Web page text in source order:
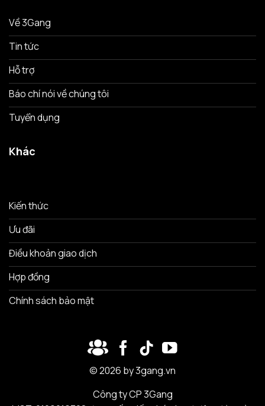
Về 3Gang
Tin tức
Hỗ trợ
Báo chí nói về chúng tôi
Tuyển dụng
Khác
Kiến thức
Ưu đãi
Điều khoản giao dịch
Hợp đồng
Chính sách bảo mật
© 2026 by 3gang.vn
Công ty CP 3Gang